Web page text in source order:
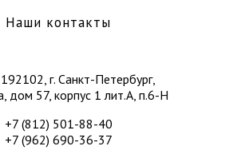
Наши контакты
г. Санкт-Петербург,
дом 57, корпус 1 лит.А, п.6-Н
+7 (812) 501-88-40
+7 (962) 690-36-37